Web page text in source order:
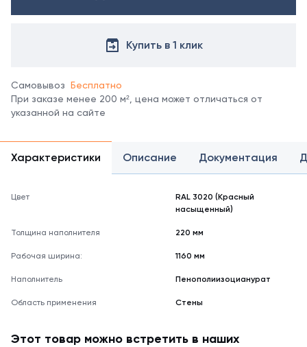
в
цветов
цвета
на
мониторе
не
полностью
Купить в 1 клик
Самовывоз Бесплатно
При заказе менее 200 м², цена может отличаться от
указанной на сайте
Характеристики Описание Документация
Цвет
RAL 3020 (Красный
насыщенный)
Толщина наполнителя 220 мм
Рабочая ширина: 1160 мм
Наполнитель Пенополиизоцианурат
Область применения Стены
Этот товар можно встретить в наших